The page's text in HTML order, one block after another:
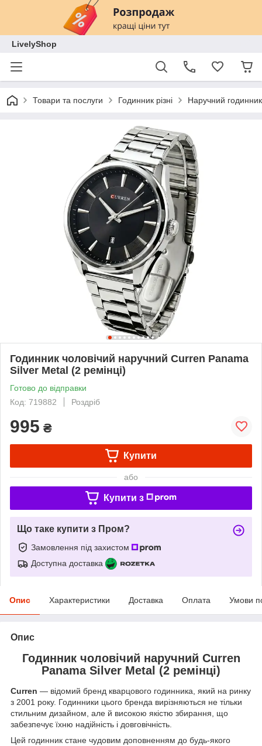
LivelyShop
Товари та послуги Годинник різні Наручний годинник
Годинник чоловічий наручний Curren Panama
Silver Metal (2 ремінці)
Готово до відправки
Код: 719882
Роздріб
995 ₴
Купити
або
Купити з
Що таке купити з Пром?
Замовлення під захистом
Доступна доставка
Опис Характеристики Доставка Оплата Умови
Опис
Годинник чоловічий наручний Curren
Panama Silver Metal (2 ремінці)
Curren — відомий бренд кварцового годинника, який на ринку
з 2001 року. Годинники цього бренда вирізняються не тільки
стильним дизайном, але й високою якістю збирання, що
забезпечує їхню надійність і довговічність.
Цей годинник стане чудовим доповненням до будь-якого